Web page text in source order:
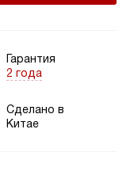
Гарантия
2 года
Сделано в
Китае